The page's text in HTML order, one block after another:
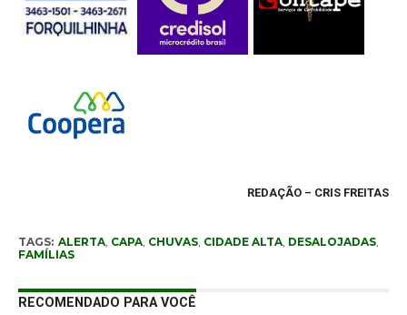
REDAÇÃO – CRIS FREITAS
TAGS: ALERTA, CAPA, CHUVAS, CIDADE ALTA, DESALOJADAS,
FAMÍLIAS
RECOMENDADO PARA VOCÊ